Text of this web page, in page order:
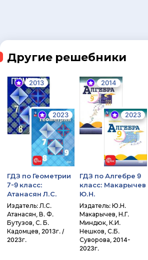
Другие решебники
2013
2023
ГДЗ по Геометрии
7-9 класс:
Атанасян Л.С.
Издатель: Л.С.
Атанасян, В. Ф.
Бутузов, С. Б.
Кадомцев, 2013г. /
2023г.
2014
2023
ГДЗ по Алгебре 9
класс: Макарычев
Ю.Н.
Издатель: Ю.Н.
Макарычев, Н.Г.
Миндюк, К.И.
Нешков, С.Б.
Суворова, 2014-
2023г.